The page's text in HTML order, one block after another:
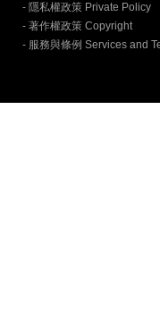
- 隱私權政策 Private Policy
- 著作權政策 Copyright
- 服務與條例 Services and